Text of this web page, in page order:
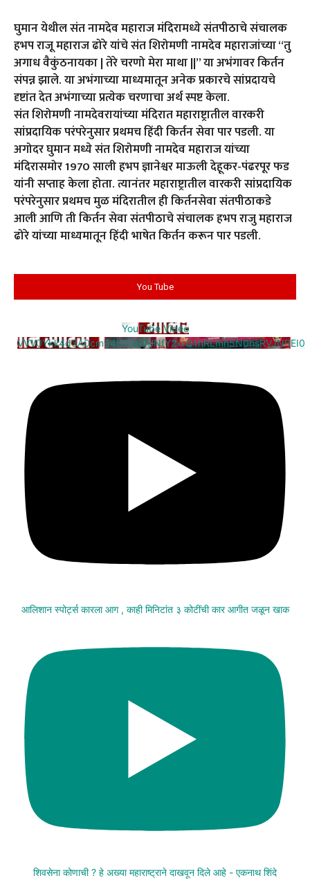
घुमान येथील संत नामदेव महाराज मंदिरामध्ये संतपीठाचे संचालक
हभप राजू महाराज ढोरे यांचे संत शिरोमणी नामदेव महाराजांच्या “तु
अगाध वैकुंठनायका | तेरे चरणो मेरा माथा ||” या अभंगावर किर्तन
संपन्न झाले. या अभंगाच्या माध्यमातून अनेक प्रकारचे सांप्रदायचे
दृष्टांत देत अभंगाच्या प्रत्येक चरणाचा अर्थ स्पष्ट केला.
संत शिरोमणी नामदेवरायांच्या मंदिरात महाराष्ट्रातील वारकरी
सांप्रदायिक परंपरेनुसार प्रथमच हिंदी किर्तन सेवा पार पडली. या
अगोदर घुमान मध्ये संत शिरोमणी नामदेव महाराज यांच्या
मंदिरासमोर 1970 साली हभप ज्ञानेश्वर माऊली देहूकर-पंढरपूर फड
यांनी सप्ताह केला होता. त्यानंतर महाराष्ट्रातील वारकरी सांप्रदायिक
परंपरेनुसार प्रथमच मुळ मंदिरातील ही किर्तनसेवा संतपीठाकडे
आली आणि ती किर्तन सेवा संतपीठाचे संचालक हभप राजु महाराज
ढोरे यांच्या माध्यमातून हिंदी भाषेत किर्तन करून पार पडली.
You Tube
YouTube Video
VVV0Ykk4d3A0cm94U1VaQUNfY2xrQ1hRLmh5N0hsRVJNREI0
आलिशान स्पोर्ट्स कारला आग , काही मिनिटांत ३ कोटींची कार आगीत जळून खाक
शिवसेना कोणाची ? हे अख्या महाराष्ट्राने दाखवून दिले आहे - एकनाथ शिंदे